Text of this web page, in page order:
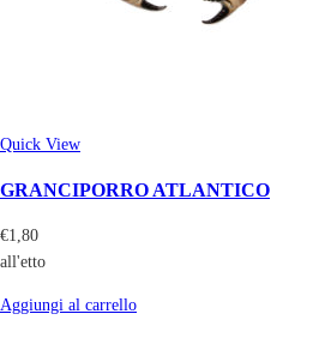
Quick View
GRANCIPORRO ATLANTICO
€1,80
all'etto
Aggiungi al carrello